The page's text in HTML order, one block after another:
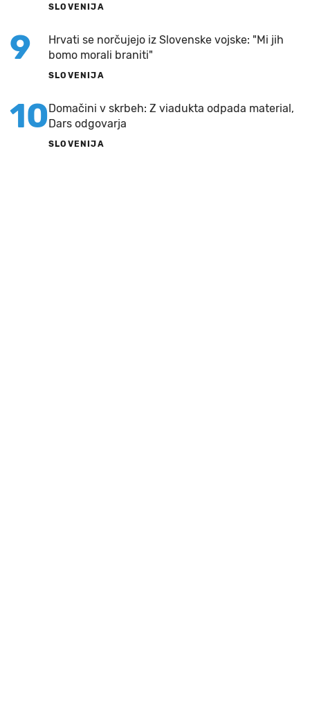
SLOVENIJA
9
Hrvati se norčujejo iz Slovenske vojske: "Mi jih
bomo morali braniti"
SLOVENIJA
10 Domačini v skrbeh: Z viadukta odpada material,
Dars odgovarja
SLOVENIJA